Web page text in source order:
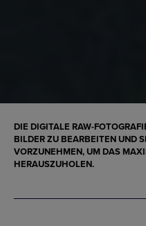
DIE DIGITALE RAW-
BILDER ZU BEARBEITEN UND
VORZUNEHMEN, UM DAS
HERAUSZUHOLEN.